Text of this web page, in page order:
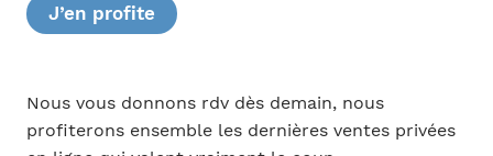
J’en profite
Nous vous donnons rdv dès demain, nous
profiterons ensemble les dernières ventes privées